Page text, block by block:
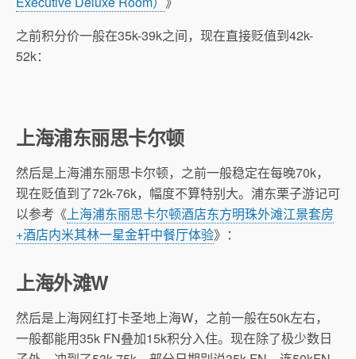
之前积分价一般在35k-39k之间，现在直接贬值到42k-
52k：
上海浦东丽思卡尔顿
然后是上海浦东丽思卡尔顿，之前一般稳定在每晚70k，
现在贬值到了72k-76k，幅度不算特别大。浦东栗子游记可
以参考《上海浦东丽思卡尔顿酒店东方明珠外滩江景套房
+酒店内米其林一星金轩中餐厅体验》：
上海外滩W
然后是上海网红打卡圣地上海W，之前一般在50k左右，
一般都能用35k FN叠加15k积分入住。现在除了极少数日